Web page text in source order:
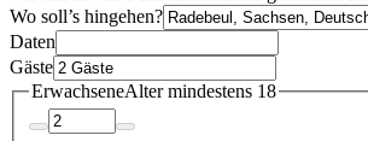
Wo soll’s hingehen?
Daten
Gäste
ErwachseneAlter mindestens 18